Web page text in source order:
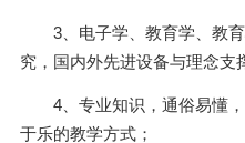
3、电子学、教育学、教育
究，国内外先进设备与理念支
4、专业知识，通俗易懂，
于乐的教学方式；